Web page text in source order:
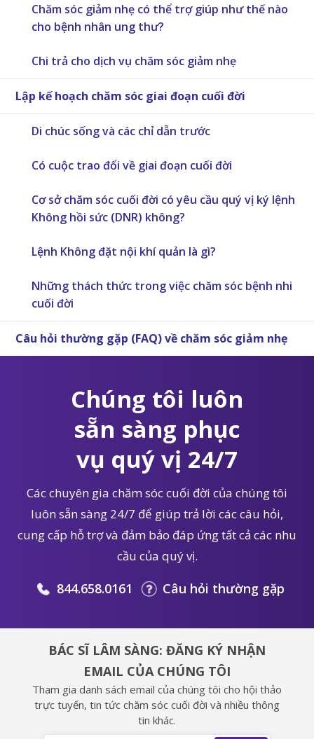
Chăm sóc giảm nhẹ có thể trợ giúp như thế nào
cho bệnh nhân ung thư?
Chi trả cho dịch vụ chăm sóc giảm nhẹ
Lập kế hoạch chăm sóc giai đoạn cuối đời
Di chúc sống và các chỉ dẫn trước
Có cuộc trao đổi về giai đoạn cuối đời
Cơ sở chăm sóc cuối đời có yêu cầu quý vị ký lệnh
Không hồi sức (DNR) không?
Lệnh Không đặt nội khí quản là gì?
Những thách thức trong việc chăm sóc bệnh nhi
cuối đời
Câu hỏi thường gặp (FAQ) về chăm sóc giảm nhẹ
Chúng tôi luôn
sẵn sàng phục
vụ quý vị 24/7
Các chuyên gia chăm sóc cuối đời của chúng tôi
luôn sẵn sàng 24/7 để giúp trả lời các câu hỏi,
cung cấp hỗ trợ và đảm bảo đáp ứng tất cả các nhu
cầu của quý vị.
844.658.0161 Câu hỏi thường gặp
BÁC SĨ LÂM SÀNG: ĐĂNG KÝ NHẬN
EMAIL CỦA CHÚNG TÔI
Tham gia danh sách email của chúng tôi cho hội thảo
trực tuyến, tin tức chăm sóc cuối đời và nhiều thông
tin khác.